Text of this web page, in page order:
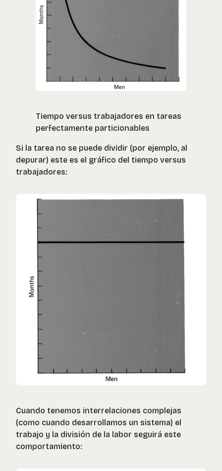
Tiempo versus trabajadores en tareas
perfectamente particionables
Si la tarea no se puede dividir (por ejemplo, al
depurar) este es el gráfico del tiempo versus
trabajadores:
Cuando tenemos interrelaciones complejas
(como cuando desarrollamos un sistema) el
trabajo y la división de la labor seguirá este
comportamiento: